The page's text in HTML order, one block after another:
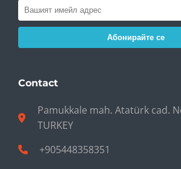
Абонирайте се
Contact
Pamukkale mah. Atatürk cad.
TURKEY
+905448358351